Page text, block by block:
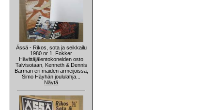
Ässä - Rikos, sota ja seikkailu
1980 nr 1, Fokker
Hävittäjälentokoneiden osto
Talvisotaan, Kenneth & Dennis
Barman eri maiden armeijoissa,
Simo Häyhän joululahja...
Näytä